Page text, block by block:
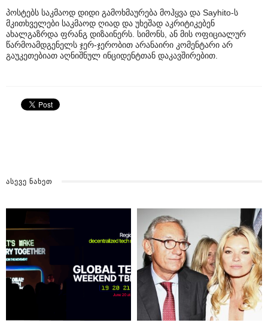
პოსტებს საკმაოდ დიდი გამოხმაურება მოჰყვა და Sayhito-ს
მკითხველები საკმაოდ ღიად და უხეშად აკრიტიკებენ
ახალგაზრდა ფრანგ დიზაინერს. სიმონს, ან მის ოფიციალურ
წარმოამდგენელს ჯერ-ჯერობით არანაირი კომენტარი არ
გაუკეთებიათ აღნიშნულ ინციდენტთან დაკავშირებით.
ᲐᲡᲔᲕᲔ ᲜᲐᲮᲔᲗ